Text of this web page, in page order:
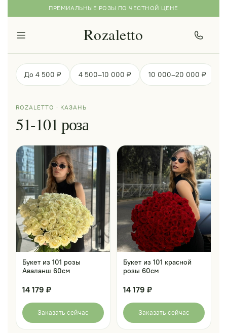
ПРЕМИАЛЬНЫЕ РОЗЫ ПО ЧЕСТНОЙ ЦЕНЕ
Rozaletto
До 4 500 ₽ 4 500–10 000 ₽ 10 000–20 000 ₽
ROZALETTO · КАЗАНЬ
51-101 роза
Букет из 101 розы
Аваланш 60см
14 179 ₽
Заказать сейчас
Букет из 101 красной
розы 60см
14 179 ₽
Заказать сейчас